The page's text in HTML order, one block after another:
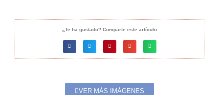
¿Te ha gustado? Comparte este artículo
VER MÁS IMÁGENES